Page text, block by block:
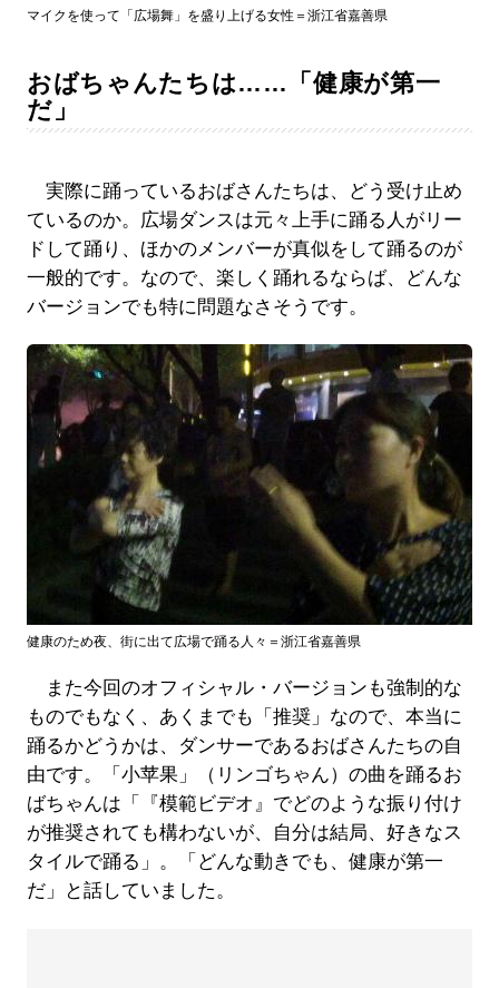
マイクを使って「広場舞」を盛り上げる女性＝浙江省嘉善県
おばちゃんたちは……「健康が第一
だ」
実際に踊っているおばさんたちは、どう受け止め
ているのか。広場ダンスは元々上手に踊る人がリー
ドして踊り、ほかのメンバーが真似をして踊るのが
一般的です。なので、楽しく踊れるならば、どんな
バージョンでも特に問題なさそうです。
健康のため夜、街に出て広場で踊る人々＝浙江省嘉善県
また今回のオフィシャル・バージョンも強制的な
ものでもなく、あくまでも「推奨」なので、本当に
踊るかどうかは、ダンサーであるおばさんたちの自
由です。「小苹果」（リンゴちゃん）の曲を踊るお
ばちゃんは「『模範ビデオ』でどのような振り付け
が推奨されても構わないが、自分は結局、好きなス
タイルで踊る」。「どんな動きでも、健康が第一
だ」と話していました。